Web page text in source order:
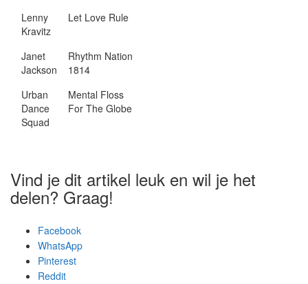
Lenny
Kravitz
Let Love Rule
Janet
Jackson
Rhythm Nation
1814
Urban
Dance
Squad
Mental Floss
For The Globe
Vind je dit artikel leuk en wil je het
delen? Graag!
Facebook
WhatsApp
Pinterest
Reddit